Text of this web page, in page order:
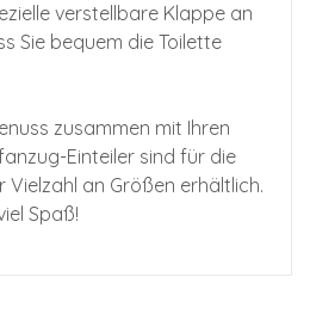
verstellbare Klappe an
Sie bequem die Toilette
zusammen mit Ihren
Einteiler sind für die
Vielzahl an Größen erhältlich.
Spaß!